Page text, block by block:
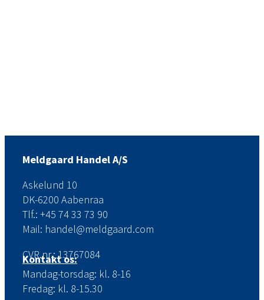
Meldgaard Handel A/S
Askelund 10
DK-6200 Aabenraa
Tlf.: +45 74 33 73 90
Mail: handel@meldgaard.com
CVR.nr.: 13767084
Kontakt os:
Mandag-torsdag: kl. 8-16
Fredag: kl. 8-15.30